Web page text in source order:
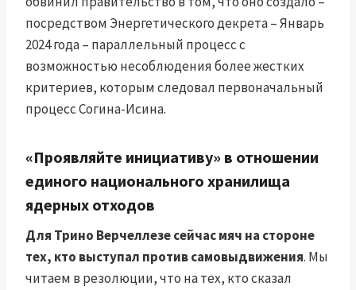
посредством Энергетического декрета – Январь
2024 года – параллельный процесс с
возможностью несоблюдения более жестких
критериев, которым следовал первоначальный
процесс Согина-Исина.
«Проявляйте инициативу» в отношении
единого национального хранилища
ядерных отходов
Для Трино Верчеллезе сейчас мяч на стороне
тех, кто выступал против самовыдвижения. Мы
читаем в резолюции, что на тех, кто сказал